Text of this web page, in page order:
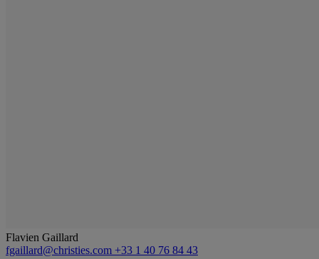
Flavien Gaillard
fgaillard@christies.com +33 1 40 76 84 43